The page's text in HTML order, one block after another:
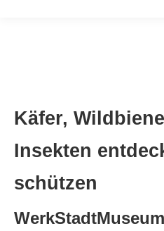
Käfer,
Insekten
schützen
WerkStadtMuseum